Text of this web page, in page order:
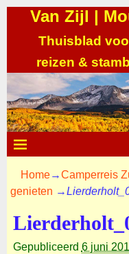
Van Zijl |
Thuisblad
reizen &
Home→Camperreis
genieten →
Gepubliceerd 6 juni